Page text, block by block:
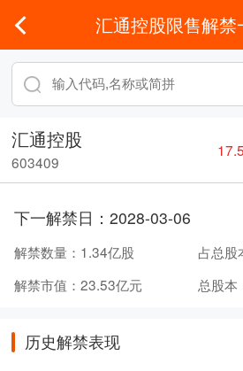
汇通控股限售解禁
汇通控股
603409
下一解禁日： 2028-03-06
解禁数量： 1.34亿股 占总股
解禁市值： 23.53亿元 总股本
历史解禁表现